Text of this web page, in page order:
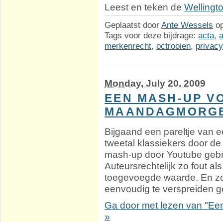
Leest en teken de
Geplaatst doorAnte Wessels
Tags voor deze bijdrage:acta,
merkenrecht,octrooien, privacy
Monday, July 20. 2009
EEN MASH-UP
Bijgaand een pareltje van
tweetal klassiekers door
mash-up door Youtube
Auteursrechtelijk zo fout
toegevoegde waarde. En
eenvoudig te verspreiden
Ga door met lezen van
»